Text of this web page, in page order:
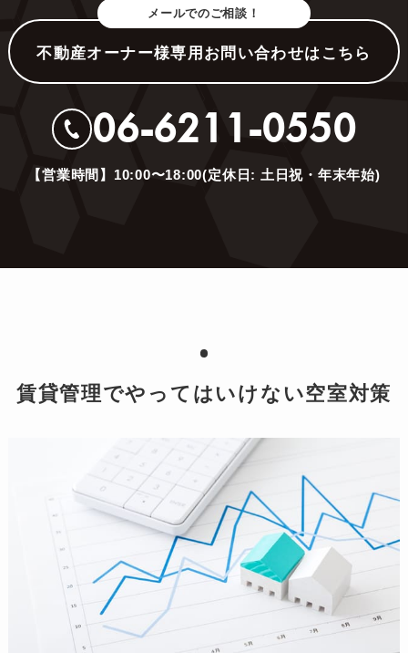
メールでのご相談！
不動産オーナー様専用お問い合わせはこちら
06-6211-0550
【営業時間】10:00〜18:00(定休日: 土日祝・年末年始)
賃貸管理でやってはいけない空室対策